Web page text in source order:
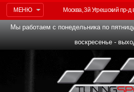
МЕНЮ Москва, 3й Угрешский пр-д
Мы работаем с понедельника по
воскресенье -